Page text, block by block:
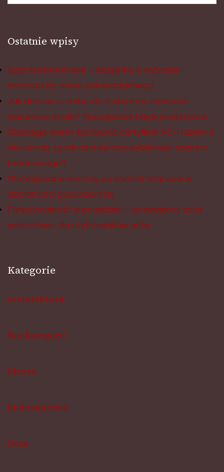
Ostatnie wpisy
Szamba betonowe – wszystko o wyborze i
montażu do domu jednorodzinnego
Jak dobrać szambo do liczby mieszkańców i
warunków działki? Najczęstsze błędy inwestorów.
Dlaczego warto sprawdzić certyfikat PZH razem z
deklaracją zgodności wyrobu wybierając szamba
betonowego?
Profesjonalne metody do kontroli finansów w
działalności gospodarczej
Funkcjonalność w pojeździe – sprawdzony zbiór
wskazówek dla użytkowników auta
Kategorie
architektura
Bez kategorii
biznes
budownictwo
Dom